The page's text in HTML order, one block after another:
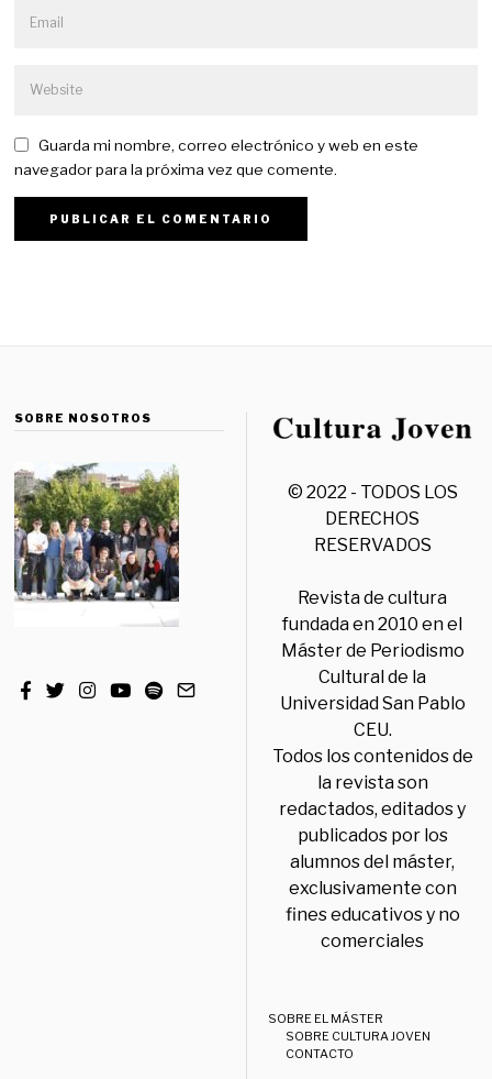
Guarda mi nombre, correo electrónico y web en este
navegador para la próxima vez que comente.
SOBRE NOSOTROS
© 2022 - TODOS LOS
DERECHOS
RESERVADOS
Revista de cultura
fundada en 2010 en el
Máster de Periodismo
Cultural de la
Universidad San Pablo
CEU.
Todos los contenidos de
la revista son
redactados, editados y
publicados por los
alumnos del máster,
exclusivamente con
fines educativos y no
comerciales
SOBRE EL MÁSTER
SOBRE CULTURA JOVEN
CONTACTO